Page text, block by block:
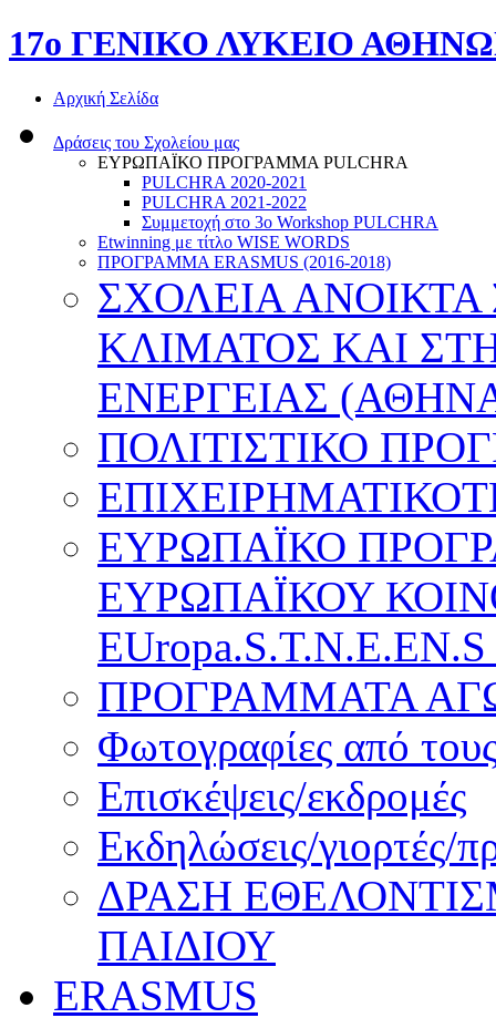
17o ΓΕΝΙΚΟ ΛΥΚΕΙΟ
Αρχική Σελίδα
Δράσεις του Σχολείου μας
ΕΥΡΩΠΑΪΚΟ ΠΡΟΓΡΑΜΜΑ PULCHRA
PULCHRA 2020-2021
PULCHRA 2021-2022
Συμμετοχή στο 3ο Workshop PULCHRA
Etwinning με τίτλο WISE WORDS
ΠΡΟΓΡΑΜΜΑ ERASMUS (2016-2018)
ΣΧΟΛΕΙΑ
ΚΛΙΜΑΤΟΣ ΚΑΙ
ΕΝΕΡΓΕΙΑΣ
ΠΟΛΙΤΙΣΤΙΚΟ
ΕΥΡΩΠΑΪΚΟ
ΕΥΡΩΠΑΪΚΟΥ
ΠΡΟΓΡΑΜΜΑΤΑ
Φωτογραφίες από
Επισκέψεις/εκδρομές
Εκδηλώσεις/γιορτές/
ΔΡΑΣΗ
ΠΑΙΔΙΟΥ
ERASMUS